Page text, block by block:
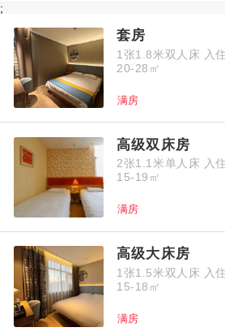
;
套房
1张1.8米双人床 入
20-28㎡
满房
高级双床房
2张1.1米单人床 入
15-19㎡
满房
高级大床房
1张1.5米双人床 入
15-18㎡
满房